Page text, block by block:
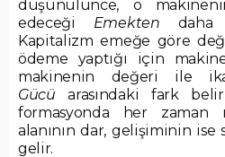
düşünülünce, o
edeceği Emekten daha
Kapitalizm emeğe göre
ödeme yaptığı için
makinenin değeri ile
Gücü arasındaki fark
formasyonda her zaman
alanının dar, gelişiminin ise
gelir.